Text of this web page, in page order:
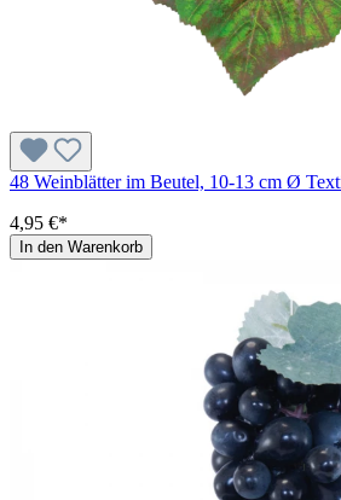
48 Weinblätter im Beutel, 10-13 cm Ø
4,95 €*
In den Warenkorb